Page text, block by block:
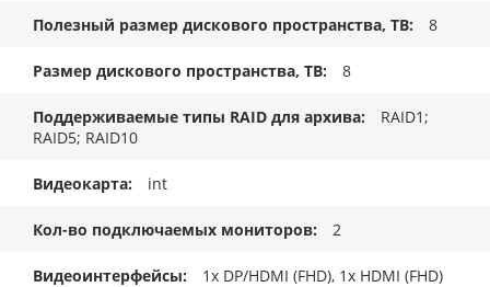
Полезный размер дискового пространства, TB 8
Размер дискового пространства, ТB 8
Поддерживаемые типы RAID для архива
RAID1;
RAID5; RAID10
Видеокарта int
Кол-во подключаемых мониторов 2
Видеоинтерфейсы 1x DP/HDMI (FHD), 1x HDMI (FHD)